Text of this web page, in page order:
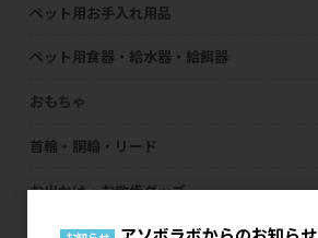
ペット用お手入れ用品
ペット用食器・給水器・給餌器
おもちゃ
首輪・胴輪・リード
お出かけ・お散歩グッズ